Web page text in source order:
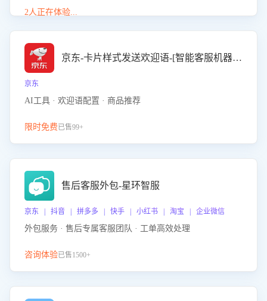
能、尺寸参数咨询等高频场景下的专业应对能力。
2人正在体验...
京东-卡片样式发送欢迎语-[智能客服机器人]
京东
AI工具 · 欢迎语配置 · 商品推荐
限时免费已售99+
售后客服外包-星环智服
京东 | 抖音 | 拼多多 | 快手 | 小红书 | 淘宝 | 企业微信
外包服务 · 售后专属客服团队 · 工单高效处理
咨询体验已售1500+